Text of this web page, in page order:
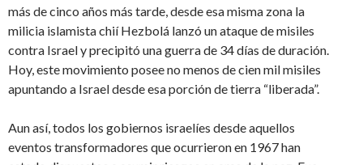
más de cinco años más tarde, desde esa misma zona la
milicia islamista chií Hezbolá lanzó un ataque de misiles
contra Israel y precipitó una guerra de 34 días de duración.
Hoy, este movimiento posee no menos de cien mil misiles
apuntando a Israel desde esa porción de tierra “liberada”.
Aun así, todos los gobiernos israelíes desde aquellos
eventos transformadores que ocurrieron en 1967 han